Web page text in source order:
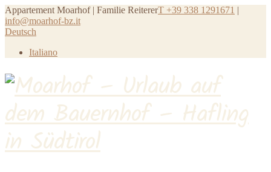
Appartement Moarhof | Familie ReitererT +39 338 1291671 |
info@moarhof-bz.it
Deutsch
Italiano